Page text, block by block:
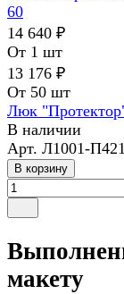
14 640 ₽
От 1 шт
13 176 ₽
От 50 шт
Люк
В наличии
Арт. Л1001-
В корзину
макету